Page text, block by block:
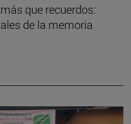
que recuerdos:
de la memoria